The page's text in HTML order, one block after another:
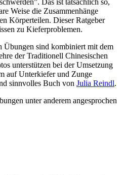
Das ist tatsächlich so,
Weise die Zusammenhänge
Körperteilen. Dieser Ratgeber
zu Kieferproblemen.
Übungen sind kombiniert mit dem
der Traditionell Chinesischen
unterstützen bei der Umsetzung
auf Unterkiefer und Zunge
sinnvolles Buch von Julia Reindl.
unter anderem angesprochen